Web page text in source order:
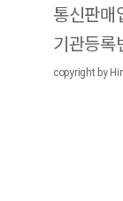
통신판
기관등
copyright by